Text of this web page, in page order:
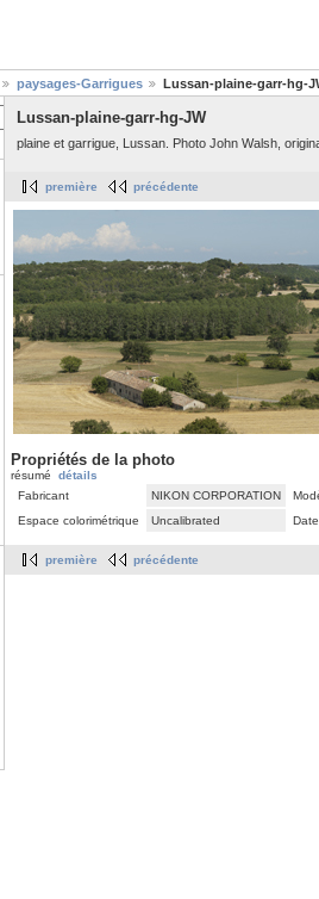
paysages-Garrigues Lussan-plaine-garr-hg-
Lussan-plaine-garr-hg-JW
plaine et garrigue, Lussan. Photo John Walsh,
première précédente
Propriétés de la photo
résumé détails
Fabricant
NIKON CORPORATION
Espace colorimétrique
Uncalibrated
première précédente